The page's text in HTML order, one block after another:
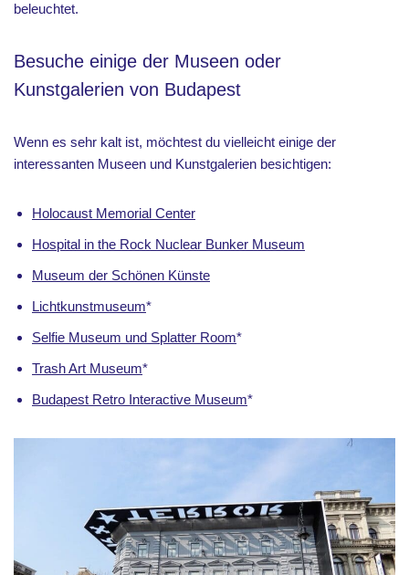
beleuchtet.
Besuche einige der Museen oder
Kunstgalerien von Budapest
Wenn es sehr kalt ist, möchtest du vielleicht einige der
interessanten Museen und Kunstgalerien besichtigen:
Holocaust Memorial Center
Hospital in the Rock Nuclear Bunker Museum
Museum der Schönen Künste
Lichtkunstmuseum*
Selfie Museum und Splatter Room*
Trash Art Museum*
Budapest Retro Interactive Museum*